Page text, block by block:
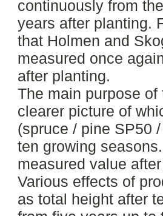
continuously from
years after planting.
that Holmen and
measured once
after planting.
The main purpose
clearer picture of
(spruce / pine SP50
ten growing
measured value
Various effects of
as total height after